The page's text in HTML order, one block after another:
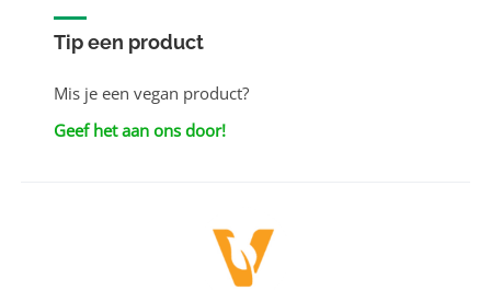
Tip een product
Mis je een vegan product?
Geef het aan ons door!